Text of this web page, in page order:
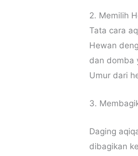
2. Memilih
Tata cara
Hewan
dan domba
Umur dari
3.
Daging
dibagikan